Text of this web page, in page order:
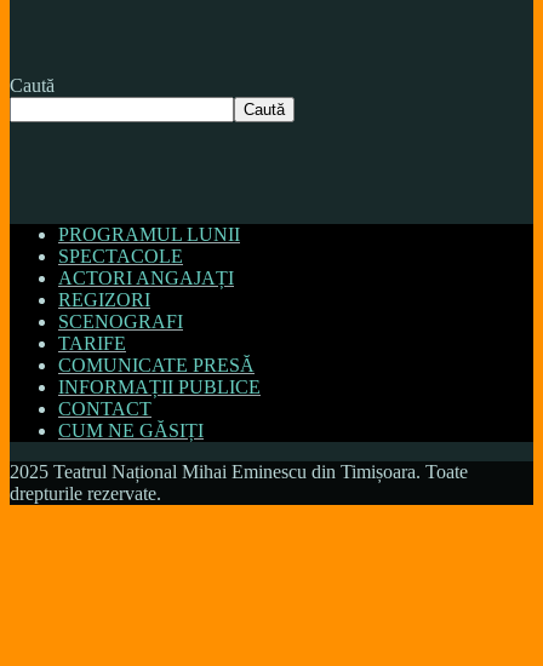
Caută
Caută
PROGRAMUL LUNII
SPECTACOLE
ACTORI ANGAJAȚI
REGIZORI
SCENOGRAFI
TARIFE
COMUNICATE PRESĂ
INFORMAȚII PUBLICE
CONTACT
CUM NE GĂSIȚI
2025 Teatrul Național Mihai Eminescu din Timișoara. Toate
drepturile rezervate.